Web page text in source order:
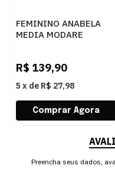
FEMININO ANABELA
MEDIA MODARE
R$ 139,90
5 x de R$ 27,98
Preencha seus dados,